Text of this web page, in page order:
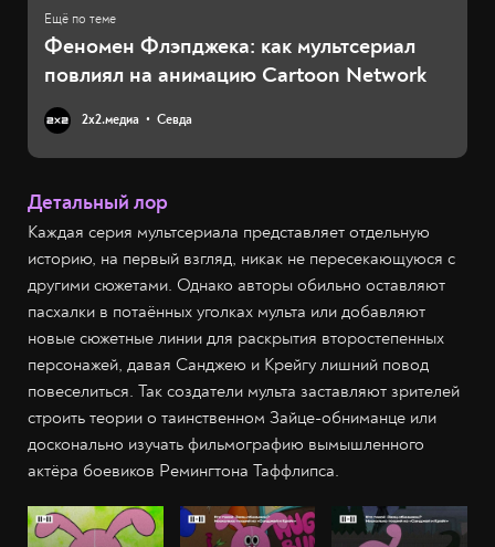
Феномен Флэпджека: как мультсериал
повлиял на анимацию Cartoon Network
2х2.медиа Севда
Детальный лор
Каждая серия мультсериала представляет отдельную
историю, на первый взгляд, никак не пересекающуюся с
другими сюжетами. Однако авторы обильно оставляют
пасхалки в потаённых уголках мульта или добавляют
новые сюжетные линии для раскрытия второстепенных
персонажей, давая Санджею и Крейгу лишний повод
повеселиться. Так создатели мульта заставляют зрителей
строить теории о таинственном Зайце-обниманце или
досконально изучать фильмографию вымышленного
актёра боевиков Ремингтона Таффлипса.